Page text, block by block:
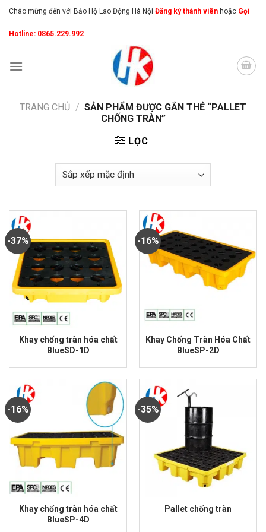
Skip
content
Chào mừng đến với Bảo Hộ Lao Động Hà Nội Đăng ký thành viên hoặc Gọi
Hotline: 0865.229.992
TRANG CHỦ / SẢN PHẨM ĐƯỢC GẮN THẺ “PALLET
CHỐNG TRÀN”
LỌC
-37%
Khay chống tràn hóa chất
BlueSD-1D
gốc
là:
₫2,050,000.00.
hiện
tại
₫1,300,000.00.
-16%
Khay Chống Tràn Hóa Chất
BlueSP-2D
gốc
là:
₫3,800,000.00.
hiện
tại
₫3,200,000.00.
-16%
Khay chống tràn hóa chất
BlueSP-4D
-35%
Pallet chống tràn